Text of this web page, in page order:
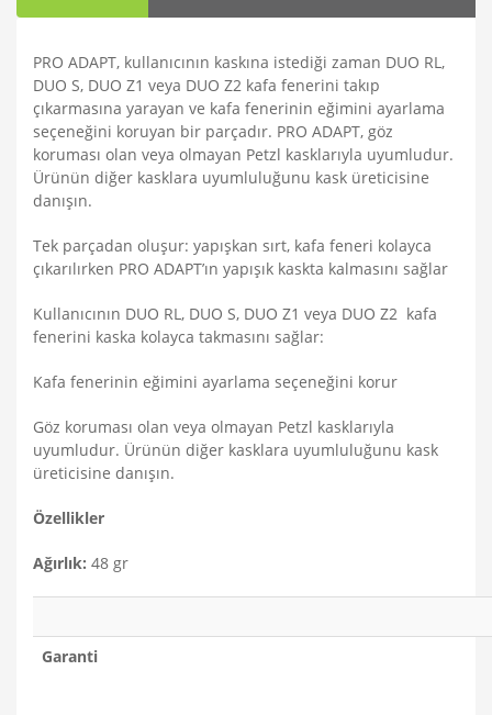
PRO ADAPT, kullanıcının kaskına istediği zaman DUO RL,
DUO S, DUO Z1 veya DUO Z2 kafa fenerini takıp
çıkarmasına yarayan ve kafa fenerinin eğimini ayarlama
seçeneğini koruyan bir parçadır. PRO ADAPT, göz
koruması olan veya olmayan Petzl kasklarıyla uyumludur.
Ürünün diğer kasklara uyumluluğunu kask üreticisine
danışın.
Tek parçadan oluşur: yapışkan sırt, kafa feneri kolayca
çıkarılırken PRO ADAPT’ın yapışık kaskta kalmasını sağlar
Kullanıcının DUO RL, DUO S, DUO Z1 veya DUO Z2 kafa
fenerini kaska kolayca takmasını sağlar:
Kafa fenerinin eğimini ayarlama seçeneğini korur
Göz koruması olan veya olmayan Petzl kasklarıyla
uyumludur. Ürünün diğer kasklara uyumluluğunu kask
üreticisine danışın.
Özellikler
Ağırlık: 48 gr
Garanti